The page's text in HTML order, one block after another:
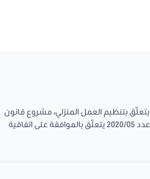
عقد مجلس نواب الشعب جلسة عامة يوم الأربعاء الموافق ل 30 جوان 2021 لمواصلة النظر فـي مشروع قانون عدد 2020/118 يتعلّق بتنظيم العمل المنزلي، مشروع قانون
أساسي عدد 2018/64 يتعلّق بالموافقة بضبط مقاييس تقسيم الدوائر الانتخابية وتحديد عدد مقاعدها ومشروع قانون أساســـي عدد 2020/05 يتعلّق بالموافقة على اتفاقية